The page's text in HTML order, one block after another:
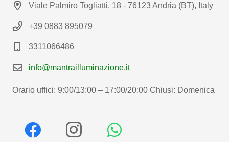
Viale Palmiro Togliatti, 18 - 76123 Andria (BT), Italy
+39 0883 895079
3311066486
info@mantrailluminazione.it
Orario uffici: 9:00/13:00 – 17:00/20:00 Chiusi: Domenica